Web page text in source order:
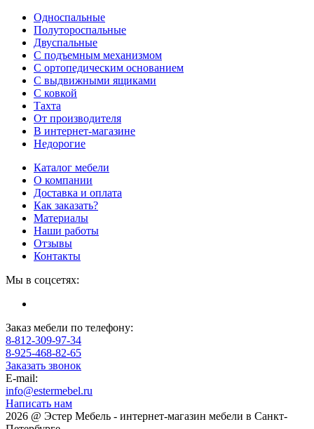
Односпальные
Полутороспальные
Двуспальные
С подъемным механизмом
С ортопедическим основанием
С выдвижными ящиками
С ковкой
Тахта
От производителя
В интернет-магазине
Недорогие
Каталог мебели
О компании
Доставка и оплата
Как заказать?
Материалы
Наши работы
Отзывы
Контакты
Мы в соцсетях:
Заказ мебели по телефону:
8-812-309-97-34
8-925-468-82-65
Заказать звонок
E-mail:
info@estermebel.ru
Написать нам
2026 @ Эстер Мебель - интернет-магазин мебели в Санкт-